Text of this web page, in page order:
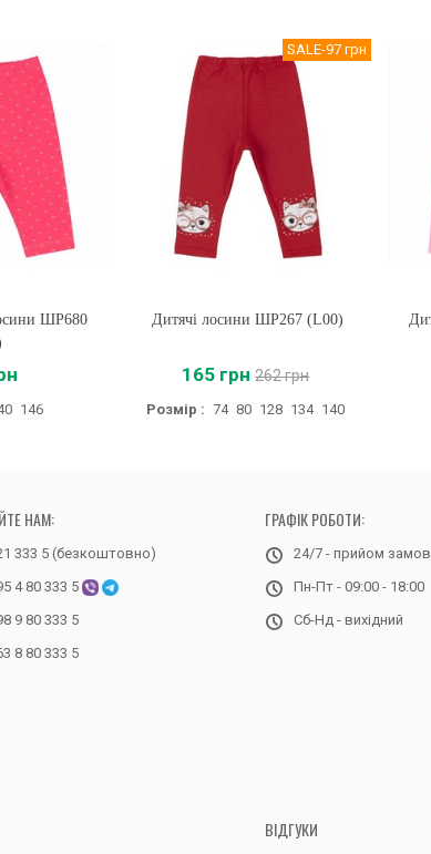
ШР680
146
SALE-97 грн
Купити
Дитячі лосини ШР267 (L00)
165 грн 262 грн
Розмір : 74 80 128 134 140
НАМ:
333 5 (безкоштовно)
4 80 333 5
9 80 333 5
8 80 333 5
ГРАФІК РОБОТИ:
24/7 - прийом
Пн-Пт - 09:00 - 18:00
Сб-Нд - вихідний
ВІДГУКИ